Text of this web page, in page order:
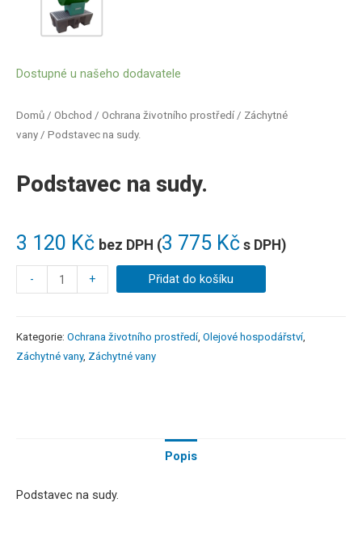
Domů / Obchod / Ochrana životního prostředí / Záchytné
vany / Podstavec na sudy.
Podstavec na sudy.
3 120 Kč bez DPH (3 775 Kč s DPH)
Dostupné u našeho dodavatele
- + Přidat do košíku
Kategorie: Ochrana životního prostředí, Olejové hospodářství,
Záchytné vany, Záchytné vany
Popis
Podstavec na sudy.